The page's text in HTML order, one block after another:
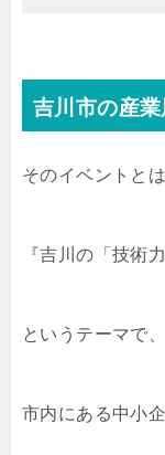
吉川市の産業
そのイベントと
『吉川の「技術
というテーマで、
市内にある中小